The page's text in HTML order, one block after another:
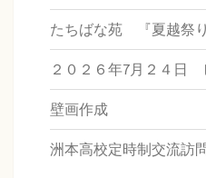
たちばな苑 『夏越祭り
２０２６年7月２４日
壁画作成
洲本高校定時制交流訪